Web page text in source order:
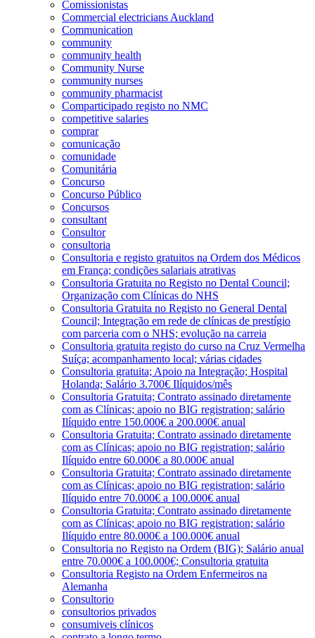
Comissionistas
Commercial electricians Auckland
Communication
community
community health
Community Nurse
community nurses
community pharmacist
Comparticipado registo no NMC
competitive salaries
comprar
comunicação
comunidade
Comunitária
Concurso
Concurso Público
Concursos
consultant
Consultor
consultoria
Consultoria e registo gratuitos na Ordem dos Médicos
em França; condições salariais atrativas
Consultoria Gratuita no Registo no Dental Council;
Organização com Clínicas do NHS
Consultoria Gratuita no Registo no General Dental
Council; Integração em rede de clínicas de prestígio
com parceria com o NHS; evolução na carreia
Consultoria gratuita registo do curso na Cruz Vermelha
Suíça; acompanhamento local; várias cidades
Consultoria gratuita; Apoio na Integração; Hospital
Holanda; Salário 3.700€ Ilíquidos/mês
Consultoria Gratuita; Contrato assinado diretamente
com as Clínicas; apoio no BIG registration; salário
Ilíquido entre 150.000€ a 200.000€ anual
Consultoria Gratuita; Contrato assinado diretamente
com as Clínicas; apoio no BIG registration; salário
Ilíquido entre 60.000€ a 80.000€ anual
Consultoria Gratuita; Contrato assinado diretamente
com as Clínicas; apoio no BIG registration; salário
Ilíquido entre 70.000€ a 100.000€ anual
Consultoria Gratuita; Contrato assinado diretamente
com as Clínicas; apoio no BIG registration; salário
Ilíquido entre 80.000€ a 100.000€ anual
Consultoria no Registo na Ordem (BIG); Salário anual
entre 70.000€ a 100.000€; Consultoria gratuita
Consultoria Registo na Ordem Enfermeiros na
Alemanha
Consultorio
consultorios privados
consumiveis clínicos